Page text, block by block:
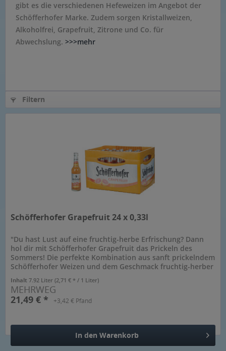
gibt es die verschiedenen Hefeweizen im Angebot der
Schöfferhofer Marke. Zudem sorgen Kristallweizen,
Alkoholfrei, Grapefruit, Zitrone und Co. für
Abwechslung. >>>mehr
Filtern
Schöfferhofer Grapefruit 24 x 0,33l
"Du hast Lust auf eine fruchtig-herbe Erfrischung? Dann
hol dir mit Schöfferhofer Grapefruit das Prickeln des
Sommers! Die perfekte Kombination aus sanft prickelndem
Schöfferhofer Weizen und dem Geschmack fruchtig-herber
Inhalt7.92 Liter(2,71 € * / 1 Liter)
MEHRWEG
21,49 € *
+3,42 € Pfand
In den Warenkorb